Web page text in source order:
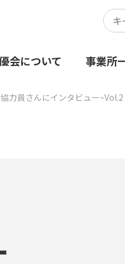
会について 事業所
力員さんにインタビュー~Vol.2